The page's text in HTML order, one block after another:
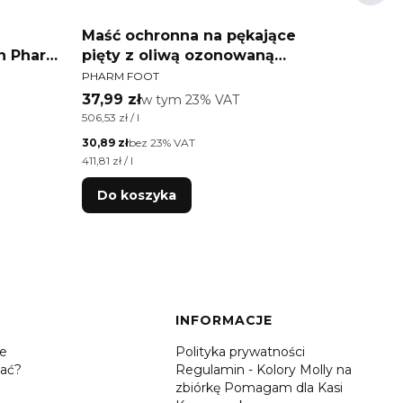
Pharm
Maść ochronna na pękające
pięty z oliwą ozonowaną
Victoria Vynn Pharm Foot
Cracked Heel Protector 75ml
PRODUCENT
PHARM FOOT
Cena brutto
37,99 złw tym %s VAT
w tym 23% VAT
Cena jednostkowa brutto
506,53 zł / l
Cena netto
30,89 złbez 23% VAT
Cena jednostkowa netto
411,81 zł / l
Do koszyka
INFORMACJE
Polityka prywatności
Regulamin - Kolory Molly na
zbiórkę Pomagam dla Kasi